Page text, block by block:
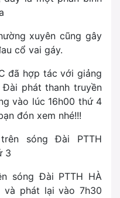
xuyên cũng gây
cổ vai gáy.
đã hợp tác với giảng
phát thanh truyền
vào lúc 16h00 thứ 4
đón xem nhé!!!
sóng Đài PTTH
3
sóng Đài PTTH HÀ
và phát lại vào 7h30